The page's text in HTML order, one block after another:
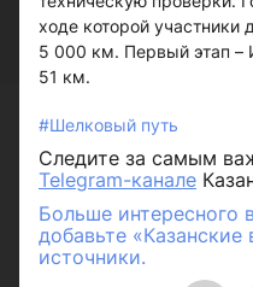
ходе которой
5 000 км. Первый этап –
51 км.
#Шелковый путь
Следите за самым
Telegram-канале
Больше интересного
добавьте
источники.